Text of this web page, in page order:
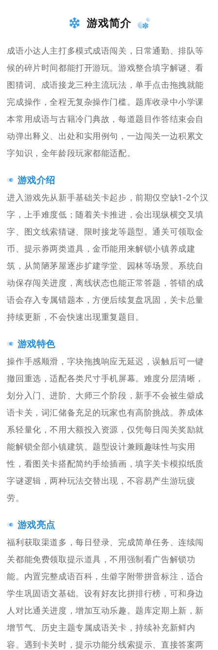
游戏简介
成语小达人主打多模式成语闯关，日常通勤、排队等
候的碎片时间都能打开游玩。游戏整合填字解谜、看
图猜词、成语接龙三种主流玩法，单手点击拖拽就能
完成操作，全程无复杂操作门槛。题库收录中小学课
本常用成语与古籍冷门典故，每道题目作答结束会自
动弹出释义、出处和实用例句，一边闯关一边积累文
字知识，全年龄段玩家都能适配。
游戏介绍
进入游戏先从新手基础关卡起步，前期仅空缺1-2个汉
字，上手难度低；随着关卡推进，会出现纵横交叉填
字、图文线索猜谜、限时接龙等题型。通关可领取金
币、提示券两类道具，金币能用来解锁小镇养成建
筑，从简陋茅屋逐步扩建学堂、园林等场景。系统自
动保存闯关进度，离线状态也能正常答题，答错的成
语会存入专属错题本，方便后续复盘巩固，关卡总量
持续更新，不会快速出现重复题目。
游戏特色
操作手感顺滑，字块拖拽响应无延迟，误触后可一键
撤回重选，适配各类尺寸手机屏幕。难度分层清晰，
划分入门、进阶、大师三个阶段，新手不会被生僻成
语卡关，词汇储备充足的玩家也有高阶挑战。养成体
系轻量化，不用大额投入资源，仅凭每日闯关奖励就
能解锁全部小镇建筑。题型设计兼顾趣味性与实用
性，看图关卡搭配简约手绘插画，填字关卡模拟纸质
字谜逻辑，两种玩法交替出现，不容易产生游玩疲
劳。
游戏亮点
福利获取渠道多，每日登录、完成简单任务、连续闯
关都能免费领取提示道具，不用强制看广告解锁功
能。内置完整成语百科，生僻字附带拼音标注，适合
学生巩固语文基础。设有好友比拼排行榜，可和身边
人对比通关进度，增加互动乐趣。题库定期上新，新
增节气、历史主题专属成语关卡，持续补充新鲜内
容。遇到卡关时，提示功能分线索提示、直接答案两